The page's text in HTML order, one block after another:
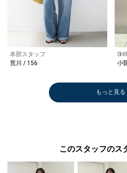
本部スタッフ
荒川 / 156
小
もっと見る
このスタッフのス